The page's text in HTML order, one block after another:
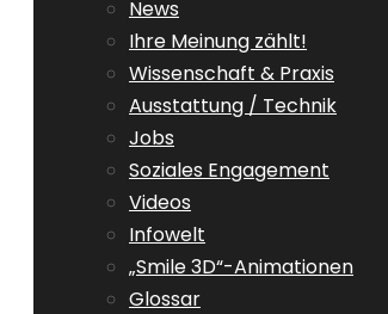
News
Ihre Meinung zählt!
Wissenschaft & Praxis
Ausstattung / Technik
Jobs
Soziales Engagement
Videos
Infowelt
„Smile 3D“-Animationen
Glossar